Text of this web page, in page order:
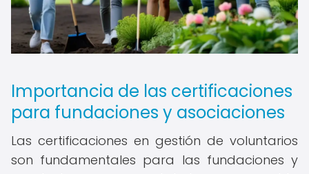
Importancia de las certificaciones
para fundaciones y asociaciones
Las certificaciones en gestión de voluntarios
son fundamentales para las fundaciones y